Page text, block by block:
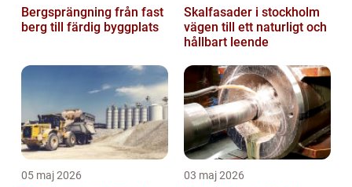
Bergsprängning från fast
berg till färdig byggplats
Skalfasader i stockholm
vägen till ett naturligt och
hållbart leende
05 maj 2026 03 maj 2026